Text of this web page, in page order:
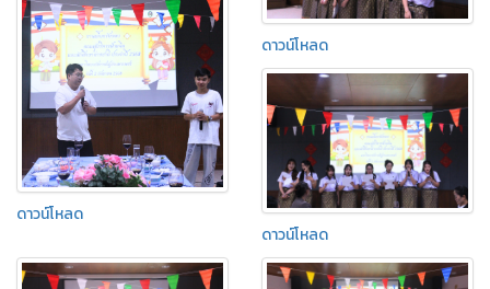
ดาวน์โหลด
ดาวน์โหลด
ดาวน์โหลด